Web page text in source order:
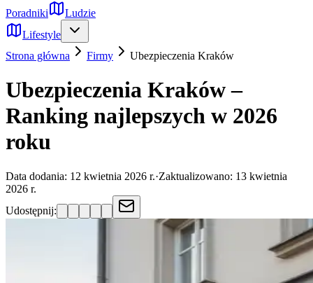
Poradniki
Ludzie
Lifestyle
Strona główna
Firmy Ubezpieczenia Kraków
Ubezpieczenia Kraków –
Ranking najlepszych w 2026
roku
Data dodania: 12 kwietnia 2026 r.·Zaktualizowano: 13 kwietnia
2026 r.
Udostępnij: